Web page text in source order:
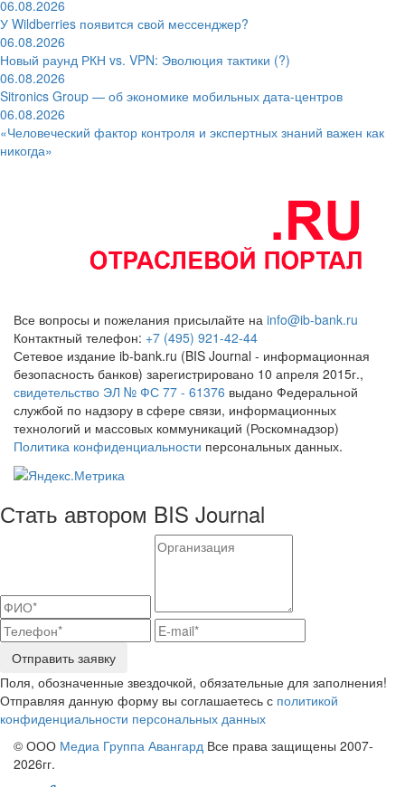
06.08.2026
У Wildberries появится свой мессенджер?
06.08.2026
Новый раунд РКН vs. VPN: Эволюция тактики (?)
06.08.2026
Sitronics Group — об экономике мобильных дата-центров
06.08.2026
«Человеческий фактор контроля и экспертных знаний важен как
никогда»
Все вопросы и пожелания присылайте на info@ib-bank.ru
Контактный телефон: +7 (495) 921-42-44
Сетевое издание ib-bank.ru (BIS Journal - информационная
безопасность банков) зарегистрировано 10 апреля 2015г.,
свидетельство ЭЛ № ФС 77 - 61376 выдано Федеральной
службой по надзору в сфере связи, информационных
технологий и массовых коммуникаций (Роскомнадзор)
Политика конфиденциальности персональных данных.
Стать автором BIS Journal
Отправить заявку
Поля, обозначенные звездочкой, обязательные для заполнения!
Отправляя данную форму вы соглашаетесь с политикой
конфиденциальности персональных данных
© ООО Медиа Группа Авангард Все права защищены 2007-
2026гг.